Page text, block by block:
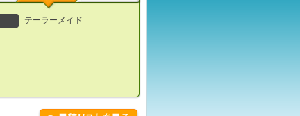
テーラーメイド